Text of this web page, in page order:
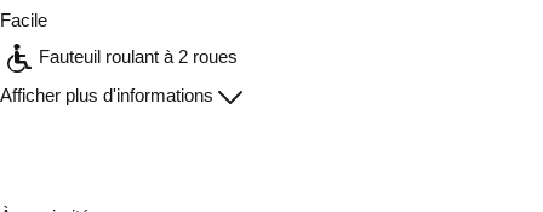
Facile
Fauteuil roulant à 2 roues
Afficher plus d'informations